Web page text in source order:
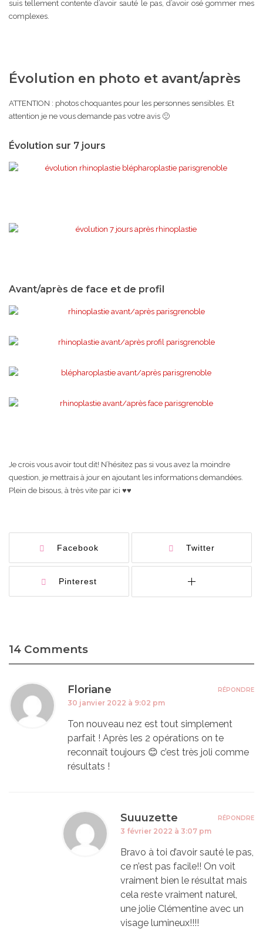
suis tellement contente d’avoir sauté le pas, d’avoir osé gommer mes
complexes.
Évolution en photo et avant/après
ATTENTION : photos choquantes pour les personnes sensibles. Et
attention je ne vous demande pas votre avis 🙂
Évolution sur 7 jours
Avant/après de face et de profil
Je crois vous avoir tout dit! N’hésitez pas si vous avez la moindre
question, je mettrais à jour en ajoutant les informations demandées.
Plein de bisous, à très vite par ici ♥♥
Facebook Twitter
Pinterest
14 Comments
Floriane
30 janvier 2022 à 9:02 pm
Ton nouveau nez est tout simplement
parfait ! Après les 2 opérations on te
reconnaît toujours 😊 c’est très joli comme
résultats !
RÉPONDRE
Suuuzette
3 février 2022 à 3:07 pm
Bravo à toi d’avoir sauté le pas,
ce n’est pas facile!! On voit
vraiment bien le résultat mais
cela reste vraiment naturel,
une jolie Clémentine avec un
visage lumineux!!!!
RÉPONDRE